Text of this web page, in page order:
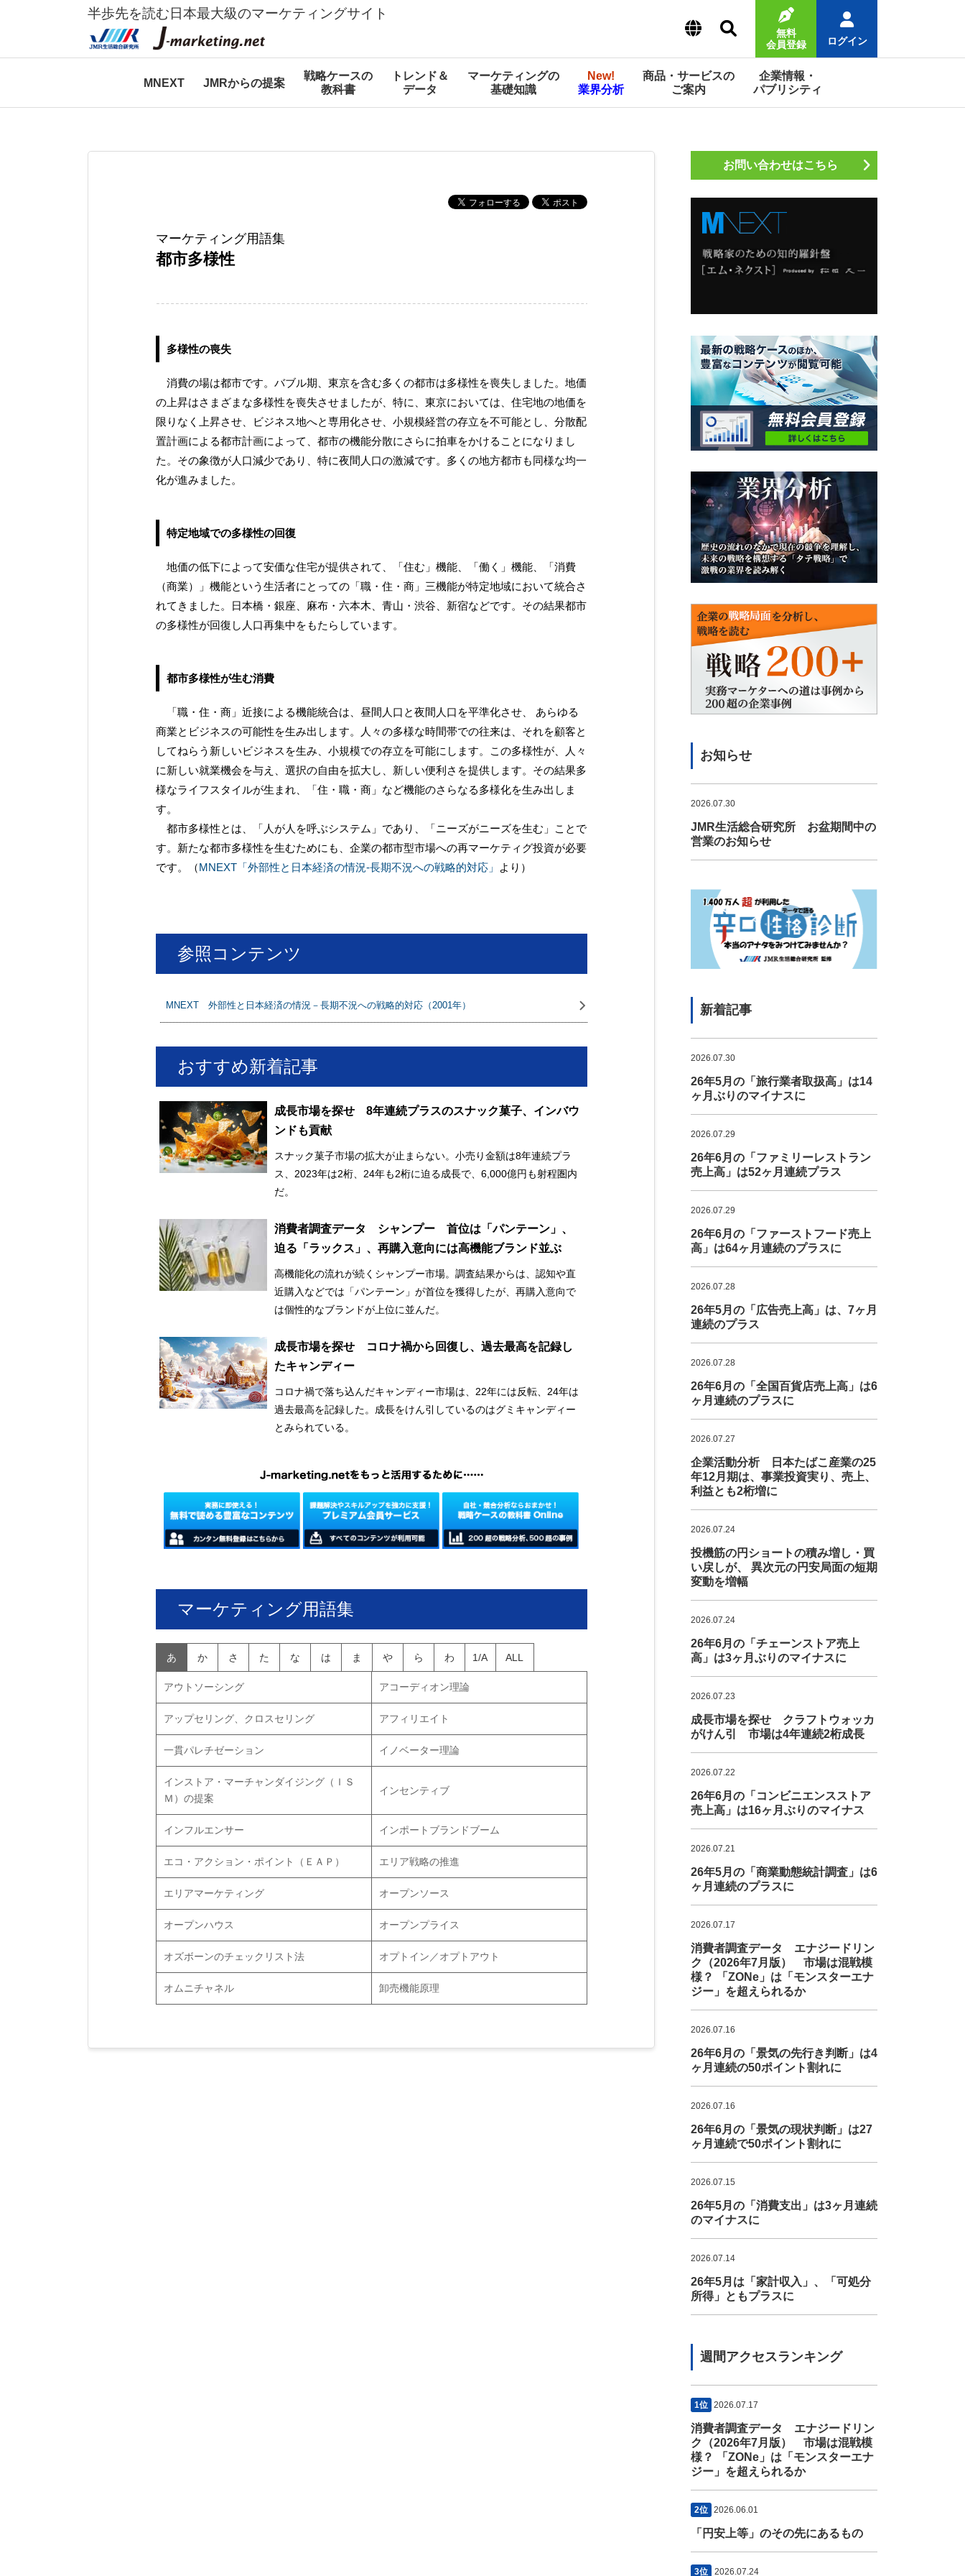
半歩先を読む日本最大級のマーケティングサイト
無料
会員登録
ログイン
MNEXT JMRからの提案
戦略ケースの
教科書
トレンド＆
データ
マーケティングの
基礎知識
New!
業界分析
商品・サービスの
ご案内
企業情報・
パブリシティ
マーケティング用語集
都市多様性
多様性の喪失
消費の場は都市です。バブル期、東京を含む多くの都市は多様性を喪失しました。地価
の上昇はさまざまな多様性を喪失させましたが、特に、東京においては、住宅地の地価を
限りなく上昇させ、ビジネス地へと専用化させ、小規模経営の存立を不可能とし、分散配
置計画による都市計画によって、都市の機能分散にさらに拍車をかけることになりまし
た。その象徴が人口減少であり、特に夜間人口の激減です。多くの地方都市も同様な均一
化が進みました。
特定地域での多様性の回復
地価の低下によって安価な住宅が提供されて、「住む」機能、「働く」機能、「消費
（商業）」機能という生活者にとっての「職・住・商」三機能が特定地域において統合さ
れてきました。日本橋・銀座、麻布・六本木、青山・渋谷、新宿などです。その結果都市
の多様性が回復し人口再集中をもたらしています。
都市多様性が生む消費
「職・住・商」近接による機能統合は、昼間人口と夜間人口を平準化させ、 あらゆる
商業とビジネスの可能性を生み出します。人々の多様な時間帯での往来は、それを顧客と
してねらう新しいビジネスを生み、小規模での存立を可能にします。この多様性が、人々
に新しい就業機会を与え、選択の自由を拡大し、新しい便利さを提供します。その結果多
様なライフスタイルが生まれ、「住・職・商」など機能のさらなる多様化を生み出しま
す。
都市多様性とは、「人が人を呼ぶシステム」であり、「ニーズがニーズを生む」ことで
す。新たな都市多様性を生むためにも、企業の都市型市場への再マーケティグ投資が必要
です。（MNEXT「外部性と日本経済の情況-長期不況への戦略的対応」 より）
参照コンテンツ
MNEXT 外部性と日本経済の情況－長期不況への戦略的対応（2001年）
おすすめ新着記事
成長市場を探せ 8年連続プラスのスナック菓子、インバウ
ンドも貢献
スナック菓子市場の拡大が止まらない。小売り金額は8年連続プラ
ス、2023年は2桁、24年も2桁に迫る成長で、6,000億円も射程圏内
だ。
消費者調査データ シャンプー 首位は「パンテーン」、
迫る「ラックス」、再購入意向には高機能ブランド並ぶ
高機能化の流れが続くシャンプー市場。調査結果からは、認知や直
近購入などでは「パンテーン」が首位を獲得したが、再購入意向で
は個性的なブランドが上位に並んだ。
成長市場を探せ コロナ禍から回復し、過去最高を記録し
たキャンディー
コロナ禍で落ち込んだキャンディー市場は、22年には反転、24年は
過去最高を記録した。成長をけん引しているのはグミキャンディー
とみられている。
マーケティング用語集
あ か さ た な は ま や ら わ 1/A ALL
アウトソーシング アコーディオン理論
アップセリング、クロスセリング アフィリエイト
一貫パレチゼーション イノベーター理論
インストア・マーチャンダイジング（ＩＳ
Ｍ）の提案
インセンティブ
インフルエンサー インポートブランドブーム
エコ・アクション・ポイント（ＥＡＰ） エリア戦略の推進
エリアマーケティング オープンソース
オープンハウス オープンプライス
オズボーンのチェックリスト法 オプトイン／オプトアウト
オムニチャネル 卸売機能原理
お問い合わせはこちら
お知らせ
2026.07.30
JMR生活総合研究所 お盆期間中の
営業のお知らせ
新着記事
2026.07.30
26年5月の「旅行業者取扱高」は14
ヶ月ぶりのマイナスに
2026.07.29
26年6月の「ファミリーレストラン
売上高」は52ヶ月連続プラス
2026.07.29
26年6月の「ファーストフード売上
高」は64ヶ月連続のプラスに
2026.07.28
26年5月の「広告売上高」は、7ヶ月
連続のプラス
2026.07.28
26年6月の「全国百貨店売上高」は6
ヶ月連続のプラスに
2026.07.27
企業活動分析 日本たばこ産業の25
年12月期は、事業投資実り、売上、
利益とも2桁増に
2026.07.24
投機筋の円ショートの積み増し・買
い戻しが、 異次元の円安局面の短期
変動を増幅
2026.07.24
26年6月の「チェーンストア売上
高」は3ヶ月ぶりのマイナスに
2026.07.23
成長市場を探せ クラフトウォッカ
がけん引 市場は4年連続2桁成長
2026.07.22
26年6月の「コンビニエンスストア
売上高」は16ヶ月ぶりのマイナス
2026.07.21
26年5月の「商業動態統計調査」は6
ヶ月連続のプラスに
2026.07.17
消費者調査データ エナジードリン
ク（2026年7月版） 市場は混戦模
様？ 「ZONe」は「モンスターエナ
ジー」を超えられるか
2026.07.16
26年6月の「景気の先行き判断」は4
ヶ月連続の50ポイント割れに
2026.07.16
26年6月の「景気の現状判断」は27
ヶ月連続で50ポイント割れに
2026.07.15
26年5月の「消費支出」は3ヶ月連続
のマイナスに
2026.07.14
26年5月は「家計収入」、「可処分
所得」ともプラスに
週間アクセスランキング
1位 2026.07.17
消費者調査データ エナジードリン
ク（2026年7月版） 市場は混戦模
様？ 「ZONe」は「モンスターエナ
ジー」を超えられるか
2位 2026.06.01
「円安上等」のその先にあるもの
3位 2026.07.24